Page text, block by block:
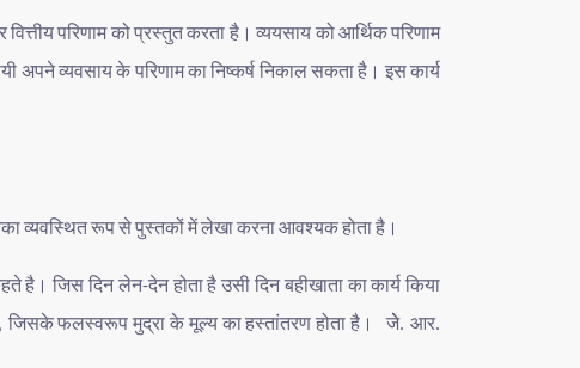
वित्तीयपरिणामकोप्रस्तुतकरताहै। व्ययसायकोआर्थिकपरिणाम
अपनेव्यवसायकेपरिणामकानिष्कर्षनिकालसकताहै। इसकार्य
व्यवस्थितरूपसेपुस्तकोंमेंलेखाकरनाआवश्यकहोताहै।
है। जिसदिनलेन-देनहोताहैउसीदिनबहीखाताकाकार्यकिया
जिसकेफलस्वरूपमुद्राकेमूल्यकाहस्तांतरणहोताहै। जेे.आर.